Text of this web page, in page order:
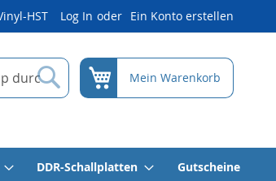
HST Log In Ein Konto erstellen
Suche
Mein Warenkorb
DDR-Schallplatten Gutscheine